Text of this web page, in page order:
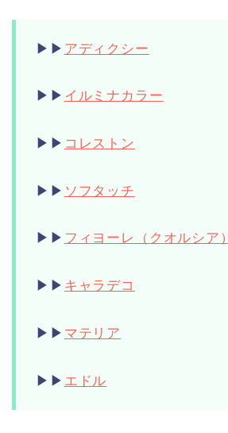
▶︎▶︎ アディクシー
▶︎▶︎ イルミナカラー
▶︎▶︎ コレストン
▶︎▶︎ ソフタッチ
▶︎▶︎ フィヨーレ（クオルシア）
▶︎▶︎ キャラデコ
▶︎▶︎ マテリア
▶︎▶︎ エドル